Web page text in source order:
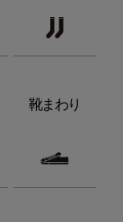
靴まわり